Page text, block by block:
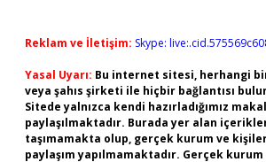
Reklam ve İletişim: Skype:
Yasal Uyarı: Bu internet sitesi, herhangi
veya şahıs şirketi ile hiçbir bağlantısı
Sitede yalnızca kendi hazırladığımız
paylaşılmaktadır. Burada yer alan
taşımamakta olup, gerçek kurum ve
paylaşım yapılmamaktadır. Gerçek